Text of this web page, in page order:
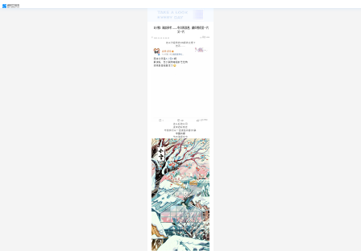
【小雪】海报参考 ——冬日的浪漫，藏在雪花里一片
又一片
还以为是我的4G真的太慢了
然而……
这么好的公司
发烧君好想去
毕竟我可以一直摸鱼到春天😂
中国日报
节日海报文案